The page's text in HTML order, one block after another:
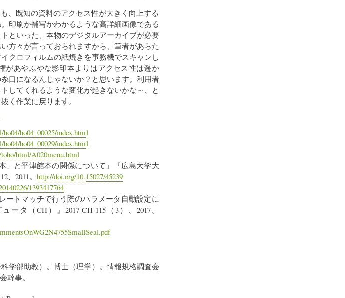
、既知の資料のアクセス性が大きく向上する
印刷か補写かわかるような高詳細画像である
といった、本物のデジタルアーカイブが必要
方々が言っておられますから、筆者があらた
クロフィルムの紙焼きを事務機でスキャンし
があやふやな影印本よりはアクセス性は遥か
口になるんじゃないか？と思います。利用者
してくれるような変化が起きないかな～、と
く作業に戻ります。
ho04_00025/index.html
ho04_00029/index.html
html/A020menu.html
」と平津館本の関係について」『広島大学大
2011。 http://doi.org/10.15027/45239
1393417764
ートマッチで行う際のパラメータ自動設定に
タ（CH）』2017-CH-115（3）、2017。
学部助教）。博士（理学）。情報規格調査会
幹事。